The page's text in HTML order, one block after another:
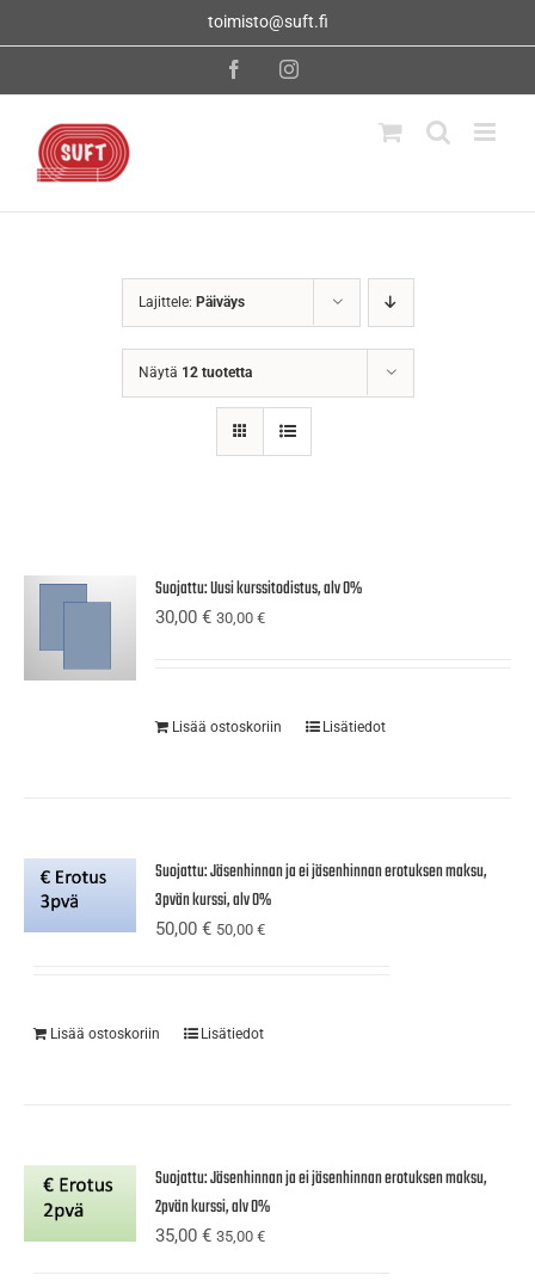
toimisto@suft.fi
FacebookInstagram
Lajittele: Päiväys
Näytä 12 tuotetta
Suojattu: Uusi kurssitodistus, alv 0%
30,00€ 30,00€
Lisää ostoskoriin Lisätiedot
Suojattu: Jäsenhinnan ja ei jäsenhinnan erotuksen maksu,
3pvän kurssi, alv 0%
50,00€ 50,00€
Lisää ostoskoriin Lisätiedot
Suojattu: Jäsenhinnan ja ei jäsenhinnan erotuksen maksu,
2pvän kurssi, alv 0%
35,00€ 35,00€